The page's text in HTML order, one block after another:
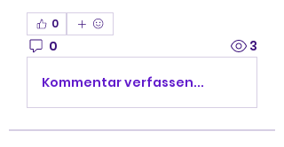
0
0 3
Kommentar verfassen...